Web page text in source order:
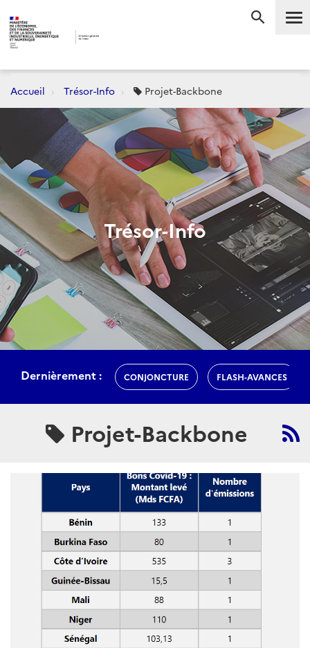
Accueil Trésor-Info Projet-Backbone
Trésor-Info
Dernièrement : CONJONCTURE FLASH-AVANCES
Projet-Backbone